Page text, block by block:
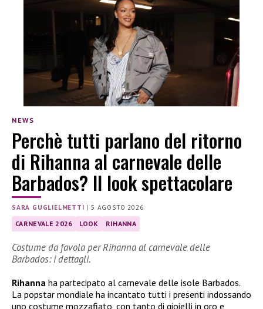
NEWS
Perchè tutti parlano del ritorno
di Rihanna al carnevale delle
Barbados? Il look spettacolare
SARA GUGLIELMETTI |5 AGOSTO 2026
CARNEVALE 2026 LOOK RIHANNA
Costume da favola per Rihanna al carnevale delle
Barbados: i dettagli.
Rihanna ha partecipato al carnevale delle isole Barbados.
La popstar mondiale ha incantato tutti i presenti indossando
uno costume mozzafiato, con tanto di gioielli in oro e